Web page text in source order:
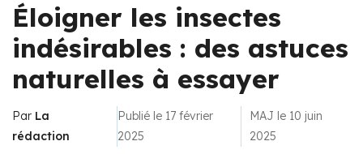
Éloigner les insectes
indésirables : des astuces
naturelles à essayer
Par La
rédaction
Publié le 17 février
2025
MAJ le 10 juin
2025